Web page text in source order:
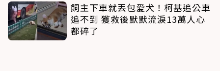
飼主下車就丟包愛犬！柯基追公車
追不到 獲救後默默流淚13萬人心
都碎了